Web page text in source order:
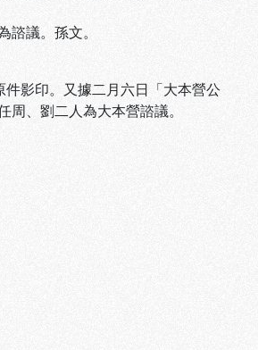
諮議。孫文。
影印。又據二月六日「大本營公
周、劉二人為大本營諮議。